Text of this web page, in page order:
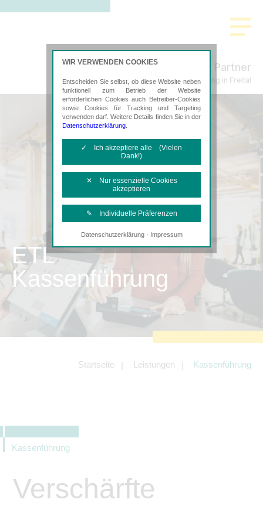
Freund & Partner
Steuerberatung in Freital
ETL
Kassenführung
Startseite Leistungen Kassenführung
Kassenführung
Verschärfte
WIR VERWENDEN COOKIES
Entscheiden Sie selbst, ob diese Website neben
funktionell zum Betrieb der Website
erforderlichen Cookies auch Betreiber-Cookies
sowie Cookies für Tracking und Targeting
verwenden darf. Weitere Details finden Sie in der
Datenschutzerklärung
✓ Ich akzeptiere alle (Vielen
Dank!)
✕ Nur essenzielle Cookies
akzeptieren
✎ Individuelle Präferenzen
Notwendige Cookies
Diese Cookies sind erforderlich, um die
zu sichern.
Tracking- und Targeting-Cookies
Diese Cookies sind erforderlich, um
zu optimieren. Hierzu gehört eine
Angebotes einschließlich der
Angeboten von z.B. Facebook und
LinkedIn.
Datenschutzerklärung· Impressum